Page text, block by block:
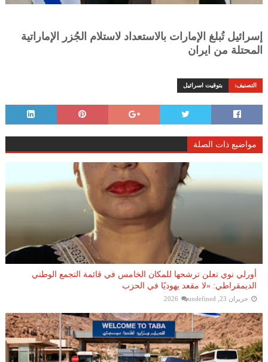
إسرائيل تُبلغ الإمارات بالاستعداد لاستلام الجُزر الإماراتية
المحتلة من ايران
التصنيف: بتوقيت اسرائيل
مواضيع ذات الصلة
أورلي نوي تعلن ترشحها للمكان الخامس في قائمة التجمع الوطني
الديمقراطي: «لا مقعد يهوديًا في الحزب
حزيران 23, 2026 undefined